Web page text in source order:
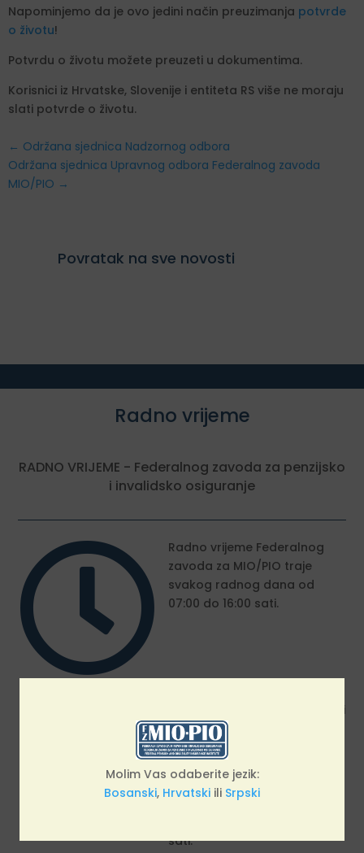
Napominjemo da je ovo jedini način preuzimanja potvrde
o životu!
Potvrdu o životu možete preuzeti u dokumentima.
Korisnici iz Hrvatske, Slovenije i entiteta RS više ne moraju
slati potvrde o životu.
← Održana sjednica Nadzornog odbora
Održana sjednica Upravnog odbora Federalnog zavoda
MIO/PIO →
Povratak na sve novosti
Radno vrijeme
RADNO VRIJEME - Federalnog zavoda za penzijsko
i invalidsko osiguranje

Radno vrijeme Federalnog
zavoda za MIO/PIO traje
svakog radnog dana od
07:00 do 16:00 sati.
i
Rad sa strankama, uključujući
prijem zahtjeva, izdavanje
uvjerenja i potvrda te
pružanje ostalih usluga
korisnicima, organiziran je
svakog radnog dana od u
sati.
Molim Vas odaberite jezik:
Bosanski, Hrvatski ili Srpski